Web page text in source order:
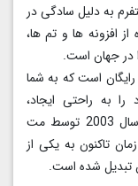
به دلیل سادگی در
افزونه‌ ها و تم‌ ها،
جهان است.
است که به شما
به راحتی ایجاد،
مدیریت و سفارشی‌سازی کنید. این پلتفرم در سال 2003 توسط مت
تاکنون به یکی از
شده است.